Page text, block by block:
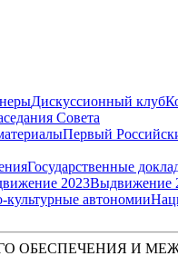
Дискуссионный клуб
Совета
Первый
Государственные
2023Выдвижение
культурные автономии
ОБЕСПЕЧЕНИЯ И